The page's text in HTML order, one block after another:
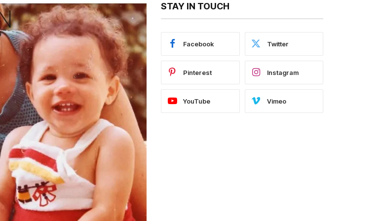
STAY IN TOUCH
Facebook Twitter
Pinterest Instagram
YouTube Vimeo